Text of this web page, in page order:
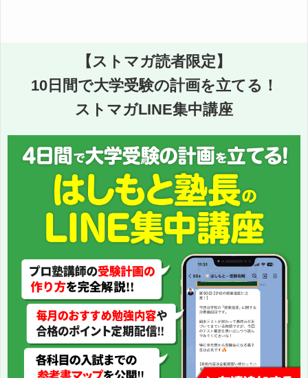
【ストマガ読者限定】
10日間で大学受験の計画を立てる！
ストマガLINE集中講座